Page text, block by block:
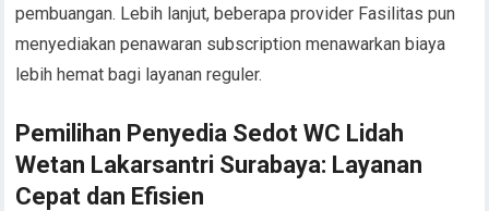
pembuangan. Lebih lanjut, beberapa provider Fasilitas pun
menyediakan penawaran subscription menawarkan biaya
lebih hemat bagi layanan reguler.
Pemilihan Penyedia Sedot WC Lidah
Wetan Lakarsantri Surabaya: Layanan
Cepat dan Efisien